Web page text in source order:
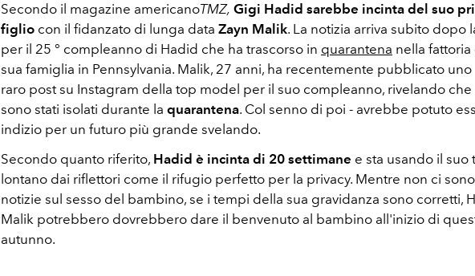
Secondo il magazine americanoTMZ, Gigi Hadid sarebbe incinta del suo
figlio con il fidanzato di lunga data Zayn Malik. La notizia arriva subito dopo
per il 25 ° compleanno di Hadid che ha trascorso in quarantena nella fattoria
sua famiglia in Pennsylvania. Malik, 27 anni, ha recentemente pubblicato uno
raro post su Instagram della top model per il suo compleanno, rivelando che
sono stati isolati durante la quarantena. Col senno di poi - avrebbe potuto
indizio per un futuro più grande svelando.
Secondo quanto riferito, Hadid è incinta di 20 settimane e sta usando il suo
lontano dai riflettori come il rifugio perfetto per la privacy. Mentre non ci
notizie sul sesso del bambino, se i tempi della sua gravidanza sono corretti,
Malik potrebbero dovrebbero dare il benvenuto al bambino all'inizio di
autunno.